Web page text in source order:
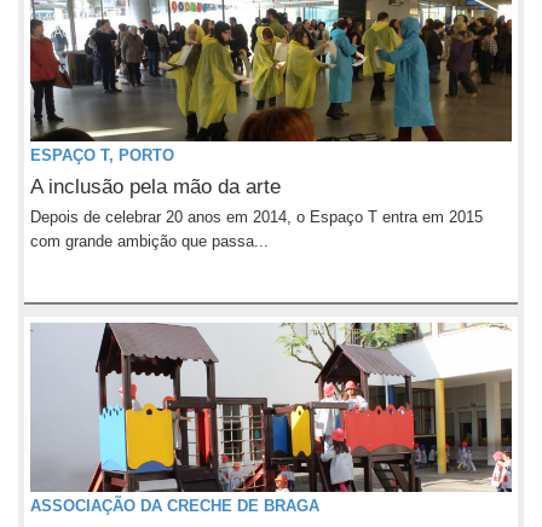
ESPAÇO T, PORTO
A inclusão pela mão da arte
Depois de celebrar 20 anos em 2014, o Espaço T entra em 2015
com grande ambição que passa...
ASSOCIAÇÃO DA CRECHE DE BRAGA